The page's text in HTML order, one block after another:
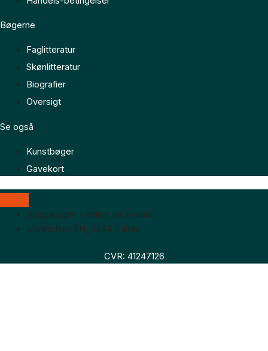
Bøgerne
Faglitteratur
Skønlitteratur
Biografier
Oversigt
Se også
Kunstbøger
Gavekort
Boggaragen – online antikvariat
Marktoften 7H, 8464 Galten
CVR: 41247126